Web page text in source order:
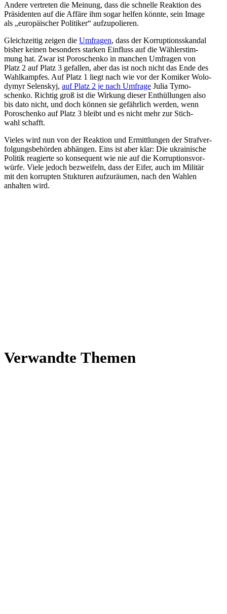
Andere ver­tre­ten die Meinung, dass die schnelle Reak­tion des
Prä­si­den­ten auf die Affäre ihm sogar helfen könnte, sein Image
als „euro­päi­scher Poli­ti­ker“ aufzupolieren.
Gleich­zei­tig zeigen die Umfra­gen, dass der Kor­rup­ti­ons­skan­dal
bisher keinen beson­ders starken Ein­fluss auf die Wäh­ler­stim­
mung hat. Zwar ist Poro­schenko in manchen Umfra­gen von
Platz 2 auf Platz 3 gefal­len, aber das ist noch nicht das Ende des
Wahl­kamp­fes. Auf Platz 1 liegt nach wie vor der Komiker Wolo­
dy­myr Selen­skyj, auf Platz 2 je nach Umfrage Julia Tymo­
schenko. Richtig groß ist die Wirkung dieser Ent­hül­lun­gen also
bis dato nicht, und doch können sie gefähr­lich werden, wenn
Poro­schenko auf Platz 3 bleibt und es nicht mehr zur Stich­
wahl schafft.
Vieles wird nun von der Reak­tion und Ermitt­lun­gen der Straf­ver­
fol­gungs­be­hör­den abhän­gen. Eins ist aber klar: Die ukrai­ni­sche
Politik reagierte so kon­se­quent wie nie auf die Kor­rup­ti­ons­vor­
würfe. Viele jedoch bezwei­feln, dass der Eifer, auch im Militär
mit den kor­rup­ten Stuk­tu­ren auf­zu­räu­men, nach den Wahlen
anhal­ten wird.
Ver­wandte Themen